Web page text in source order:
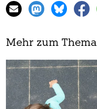
Mehr zum Thema